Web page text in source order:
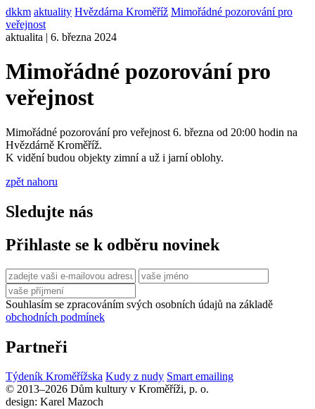
dkkm aktuality Hvězdárna Kroměříž Mimořádné pozorování pro
veřejnost
aktualita | 6. března 2024
Mimořádné pozorování pro
veřejnost
Mimořádné pozorování pro veřejnost 6. března od 20:00 hodin na
Hvězdárně Kroměříž.
K vidění budou objekty zimní a už i jarní oblohy.
zpět nahoru
Sledujte nás
Přihlaste se k odběru novinek
Souhlasím se zpracováním svých osobních údajů na základě
obchodních podmínek
Partneři
Týdeník Kroměřížska Kudy z nudy Smart emailing
© 2013–2026 Dům kultury v Kroměříži, p. o.
design: Karel Mazoch